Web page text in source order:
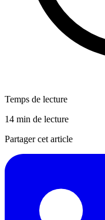
Temps de lecture
14 min de lecture
Partager cet article